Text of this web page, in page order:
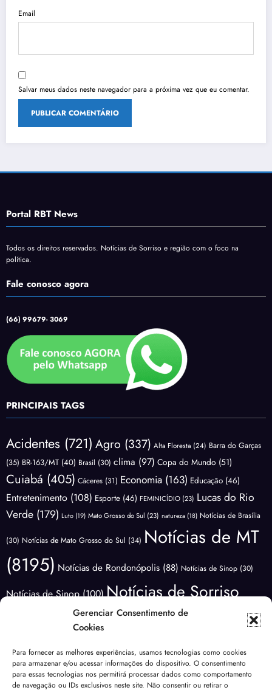
Gerenciar Consentimento de
Cookies
Para fornecer as melhores experiências, usamos tecnologias como cookies
para armazenar e/ou acessar informações do dispositivo. O consentimento
para essas tecnologias nos permitirá processar dados como comportamento
de navegação ou IDs exclusivos neste site. Não consentir ou retirar o
Email
Salvar meus dados neste navegador para a próxima vez que eu comentar.
Portal RBT News
Todos os direitos reservados. Notícias de Sorriso e região com o foco na
política.
Fale conosco agora
(66) 99679- 3069
PRINCIPAIS TAGS
Acidentes (721) Agro (337) Alta Floresta (24) Barra do Garças
(35) BR-163/MT (40) Brasil (30) clima (97) Copa do Mundo (51)
Cuiabá (405) Cáceres (31) Economia (163) Educação (46)
Entretenimento (108) Esporte (46) FEMINICÍDIO (23) Lucas do Rio
Verde (179) Luto (19) Mato Grosso do Sul (23) natureza (18) Notícias de Brasília
(30) Notícias de Mato Grosso do Sul (34) Notícias de MT
(8195) Notícias de Rondonópolis (88) Notícias de Sinop (30)
Notícias de Sinop(100)Notícias de Sorriso
Notícias de Várzea Grande(65)Notícias do
Rio Verde(171) Nova Mutum(68) NOVA UBIRATÃ(29) Polícia